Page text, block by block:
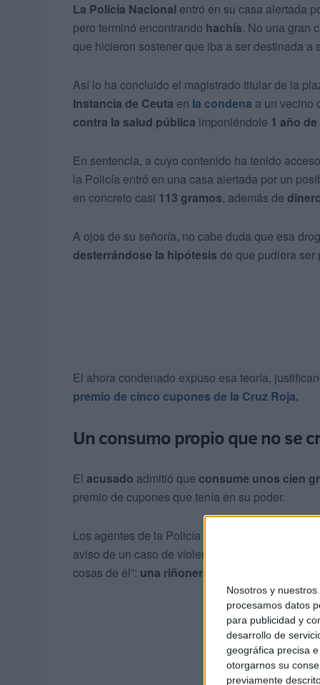
Nosotros y nuestros
procesamos datos
para publicidad y
desarrollo de
geográfica precisa
otorgarnos su
previamente
La Policía Nacional entró en su casa alertada
pero terminó encontrando hachís. No una gran
que hicieron sostener que iba a ser destinada
Así lo ha concluido el magistrado titular de la
Instancia de Ceuta en la condena a un vecino
contra la salud pública imponiéndole 1 año
En sentencia, a cuyo contenido ha tenido acceso
la Policía entró en una casa alertada por un
en concreto casi 113 gramos, además de
A ojos de su señoría, no cabe duda que esa
desterrándose la hipótesis de que pudiera ser
El ahora condenado expuso esa teoría,
premio de cinco cupones de la Cruz Roja.
Un consumo propio que no se
El acusado admitió que consume unos cien
premio de cupones que tenía en su poder.
Los agentes de la Policía Nacional expusieron
aviso de un caso de violencia de género y fue
cosas de él”: una riñonera que contenía